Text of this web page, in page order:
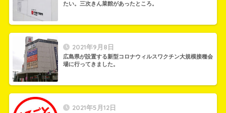
たい。三次きん菜館があったところ。
2021年9月8日
広島県が設置する新型コロナウィルスワクチン大規模接種会
場に行ってきました。
2021年5月12日